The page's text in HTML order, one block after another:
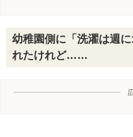
幼稚園側に「洗濯は週
れたけれど……